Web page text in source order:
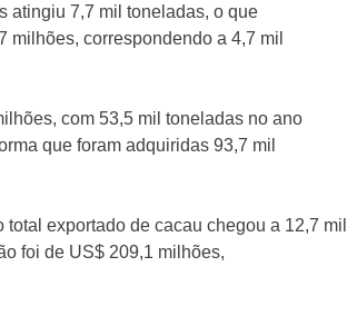
atingiu 7,7 mil toneladas, o que
milhões, correspondendo a 4,7 mil
com 53,5 mil toneladas no ano
que foram adquiridas 93,7 mil
exportado de cacau chegou a 12,7 mil
foi de US$ 209,1 milhões,